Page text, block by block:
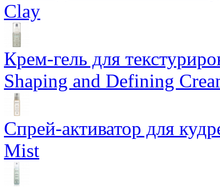
Clay
Крем-гель для
Shaping and Defining
Спрей-активатор для
Mist